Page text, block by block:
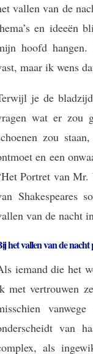
vallen van de
en ideeën
hoofd hangen.
maar ik wens
je de
wat er zou
zou
en een
Portret van
Shakespeares
van de nacht
het vallen van de nacht
iemand die het
met vertrouwen
van
als